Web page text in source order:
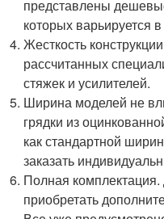
представлены
которых варьируется
Жесткость
рассчитанных
стяжек и усилителей.
Ширина моделей не
грядки из
как стандартной
заказать
Полная
приобретать